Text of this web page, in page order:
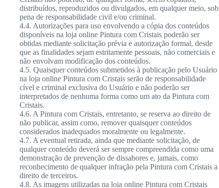
distribuídos, reproduzidos ou divulgados, em qualquer meio, sob
pena de responsabilidade civil e/ou criminal.
4.4. Autorizações para uso envolvendo a cópia dos conteúdos
disponíveis na loja online Pintura com Cristais poderão ser
obtidas mediante solicitação prévia e autorização formal, desde
que as finalidades sejam estritamente pessoais, não comerciais e
não envolvam modificação dos conteúdos.
4.5. Quaisquer conteúdos submetidos à publicação pelo Usuário
na loja online Pintura com Cristais serão de responsabilidade
cível e criminal exclusiva do Usuário e não poderão ser
interpretados de nenhuma forma como um ato da Pintura com
Cristais.
4.6. A Pintura com Cristais, entretanto, se reserva ao direito de
não publicar, assim como, remover quaisquer conteúdos
considerados inadequados moralmente ou legalmente.
4.7. A eventual retirada, ainda que mediante solicitação, de
qualquer conteúdo deverá ser sempre compreendida como uma
demonstração de prevenção de dissabores e, jamais, como
reconhecimento de qualquer infração pela Pintura com Cristais a
direito de terceiros.
4.8. As imagens utilizadas na loja online Pintura com Cristais